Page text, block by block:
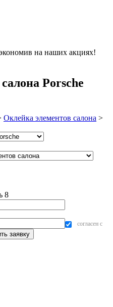
на наших акциях!
Porsche
Оклейка элементов салона >
8
согласен с